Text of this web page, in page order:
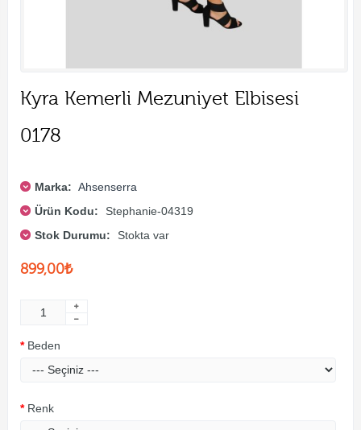
Kyra Kemerli Mezuniyet Elbisesi
0178
Marka: Ahsenserra
Ürün Kodu:
Stephanie-04319
Stok Durumu:
Stokta var
899,00₺
Beden
Renk